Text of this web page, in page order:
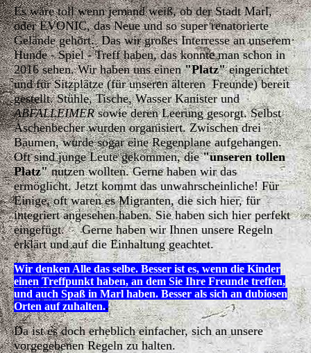
Es wäre toll wenn jemand weiß, ob der Stadt Marl,
oder EVONIC, das Neue und so super renatorierte
Gelände gehört. Das wir großes Interresse an unserem
Hunde - Spiel - Treff haben, das konnte man schon in
2016 sehen. Wir haben uns einen"Platz"eingerichtet
und für Sitzplätze (für unseren älteren Freunde) bereit
gestellt. Stühle, Tische, Wasser Kanister und
ABFALLEIMERsowie deren Leerung gesorgt. Selbst
Aschenbecher wurden organisiert. Zwischen drei
Bäumen, wurde sogar eine Regenplane aufgehangen.
Oft sind junge Leute gekommen, die"unseren tollen
Platz"nutzen wollten. Gerne haben wir das
ermöglicht. Jetzt kommt das unwahrscheinliche! Für
Einige, oft waren es Migranten, die sich hier, für
integriert angesehen haben. Sie haben sich hier perfekt
eingefügt. Gerne haben wir Ihnen unsere Regeln
erklärt und auf die Einhaltung geachtet.
Wir denken Alle das selbe. Besser ist es, wenn die Kinder
einen Treffpunkt haben, an dem Sie Ihre Freunde treffen,
und auch Spaß in Marl haben. Besser als sich an dubiosen
Orten auf zuhalten..
Da ist es doch erheblich einfacher, sich an unsere
vorgegebenen Regeln zu halten.